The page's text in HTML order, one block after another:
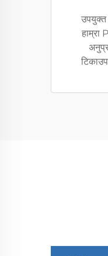
उपयुक्त
हाम्रा